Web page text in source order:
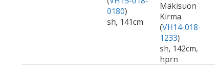
0180)
sh, 141cm
Mäkisuon
Kirma
(VH14-018-
1233)
sh, 142cm,
hprn